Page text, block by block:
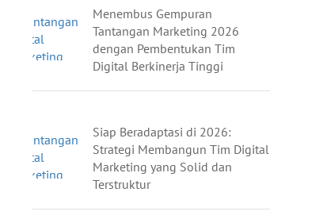
Menembus Gempuran
Tantangan Marketing 2026
dengan Pembentukan Tim
Digital Berkinerja Tinggi
Siap Beradaptasi di 2026:
Strategi Membangun Tim Digital
Marketing yang Solid dan
Terstruktur